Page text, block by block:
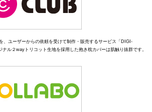
、ユーザーからの依頼を受けて制作・販売するサービス「DIGI-
ル２wayトリコット生地を採用した抱き枕カバーは肌触り抜群です。